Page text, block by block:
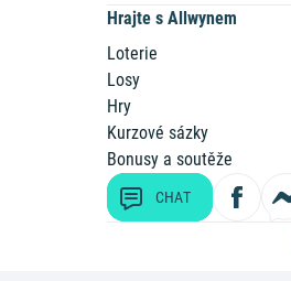
Hrajte s Allwynem
Loterie
Losy
Hry
Kurzové sázky
Bonusy a soutěže
CHAT